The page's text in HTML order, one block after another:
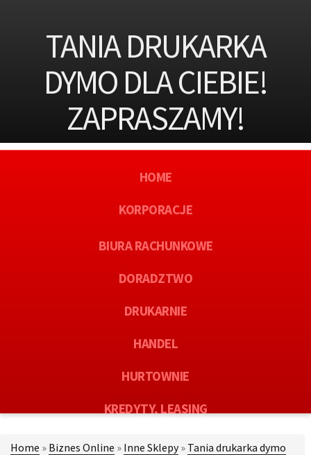
TANIA DRUKARKA
DYMO DLA CIEBIE!
ZAPRASZAMY!
HOME
KORPORACJE
BIURA RACHUNKOWE
DORADZTWO
DRUKARNIE
HANDEL
HURTOWNIE
KREDYTY, LEASING
OFERTY PRACY
Home » Biznes Online » Inne Sklepy» Tania drukarka dymo